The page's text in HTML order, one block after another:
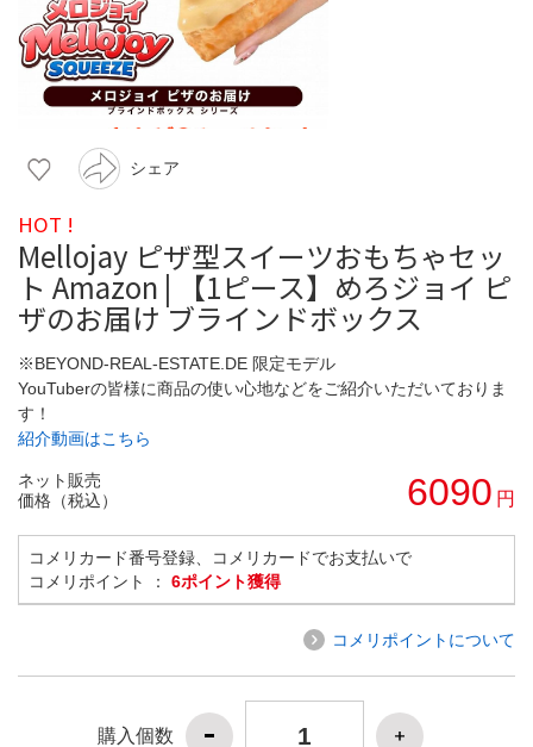
シェア
HOT !
Mellojay ピザ型スイーツおもちゃセッ
ト Amazon | 【1ピース】めろジョイ ピ
ザのお届け ブラインドボックス
※BEYOND-REAL-ESTATE.DE 限定モデル
YouTuberの皆様に商品の使い心地などをご紹介いただいておりま
す！
紹介動画はこちら
ネット販売
価格（税込）
6090 円
コメリカード番号登録、コメリカードでお支払いで
コメリポイント ： 6ポイント獲得
コメリポイントについて
購入個数